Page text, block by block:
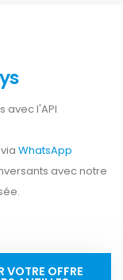
avec l'API
WhatsApp
avec notre
OFFRE